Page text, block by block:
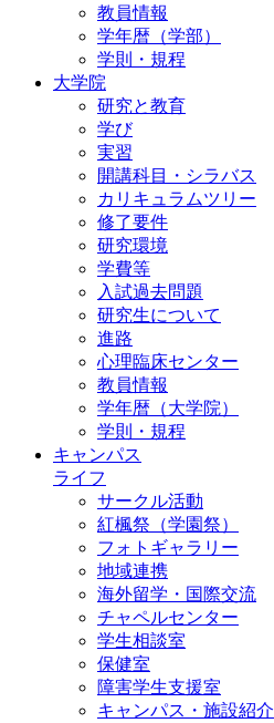
教員情報
学年暦（学部）
学則・規程
大学院
研究と教育
学び
実習
開講科目・シラバス
カリキュラムツリー
修了要件
研究環境
学費等
入試過去問題
研究生について
進路
心理臨床センター
教員情報
学年暦（大学院）
学則・規程
キャンパス
ライフ
サークル活動
紅楓祭（学園祭）
フォトギャラリー
地域連携
海外留学・国際交流
チャペルセンター
学生相談室
保健室
障害学生支援室
キャンパス・施設紹介